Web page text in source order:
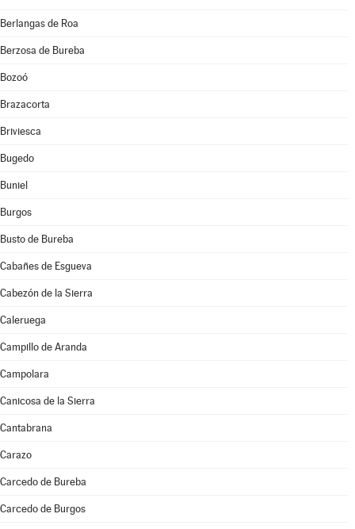
Berlangas de Roa
Berzosa de Bureba
Bozoó
Brazacorta
Briviesca
Bugedo
Buniel
Burgos
Busto de Bureba
Cabañes de Esgueva
Cabezón de la Sierra
Caleruega
Campillo de Aranda
Campolara
Canicosa de la Sierra
Cantabrana
Carazo
Carcedo de Bureba
Carcedo de Burgos